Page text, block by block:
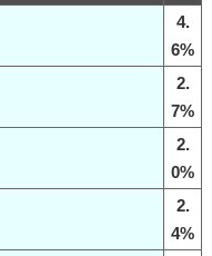
4.
6%
2.
7%
2.
0%
2.
4%